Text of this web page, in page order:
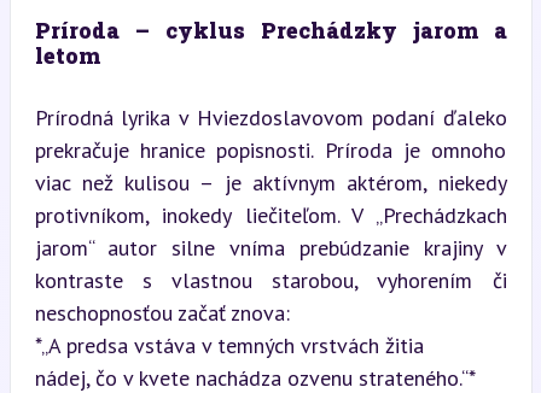
Príroda – cyklus Prechádzky jarom a
letom
Prírodná lyrika v Hviezdoslavovom podaní ďaleko
prekračuje hranice popisnosti. Príroda je omnoho
viac než kulisou – je aktívnym aktérom, niekedy
protivníkom, inokedy liečiteľom. V „Prechádzkach
jarom“ autor silne vníma prebúdzanie krajiny v
kontraste s vlastnou starobou, vyhorením či
neschopnosťou začať znova:
*„A predsa vstáva v temných vrstvách žitia
nádej, čo v kvete nachádza ozvenu strateného.“*